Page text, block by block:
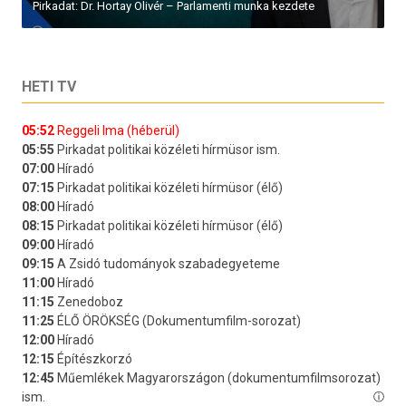
Pirkadat: Dr. Hortay Olivér – Parlamenti munka kezdete
HETI TV